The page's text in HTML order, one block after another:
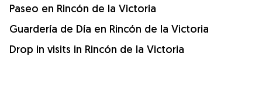
Paseo en Rincón de la Victoria
Guardería de Día en Rincón de la Victoria
Drop in visits in Rincón de la Victoria